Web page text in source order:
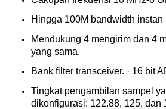
Hingga 100M bandwidth instan
Mendukung 4 mengirim dan 4
yang sama.
Bank filter transceiver. · 16 bit
Tingkat pengambilan sampel
dikonfigurasi: 122.88, 125, dan